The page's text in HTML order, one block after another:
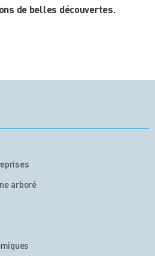
de belles découvertes.
arboré